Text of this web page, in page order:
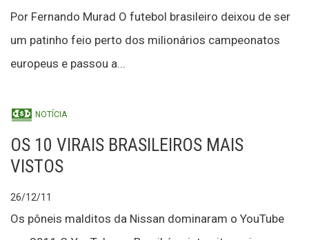
Por Fernando Murad O futebol brasileiro deixou de ser
um patinho feio perto dos milionários campeonatos
europeus e passou a...
NOTÍCIA
OS 10 VIRAIS BRASILEIROS MAIS
VISTOS
26/12/11
Os pôneis malditos da Nissan dominaram o YouTube